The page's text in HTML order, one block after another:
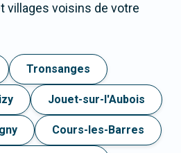
villages voisins de votre
Tronsanges
Jouet-sur-l'Aubois
Cours-les-Barres